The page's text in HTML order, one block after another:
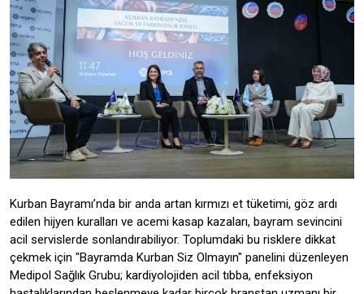
Kurban Bayramı’nda bir anda artan kırmızı et tüketimi, göz ardı
edilen hijyen kuralları ve acemi kasap kazaları, bayram sevincini
acil servislerde sonlandırabiliyor. Toplumdaki bu risklere dikkat
çekmek için "Bayramda Kurban Siz Olmayın" panelini düzenleyen
Medipol Sağlık Grubu; kardiyolojiden acil tıbba, enfeksiyon